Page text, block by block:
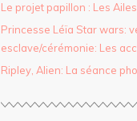
Le projet papillon : Les Ailes
Princesse Léïa Star wars:
esclave/cérémonie: Les
Ripley, Alien: La séance